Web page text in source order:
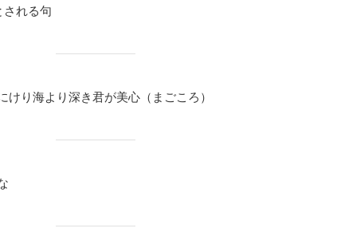
される句
り海より深き君が美心（まごころ）